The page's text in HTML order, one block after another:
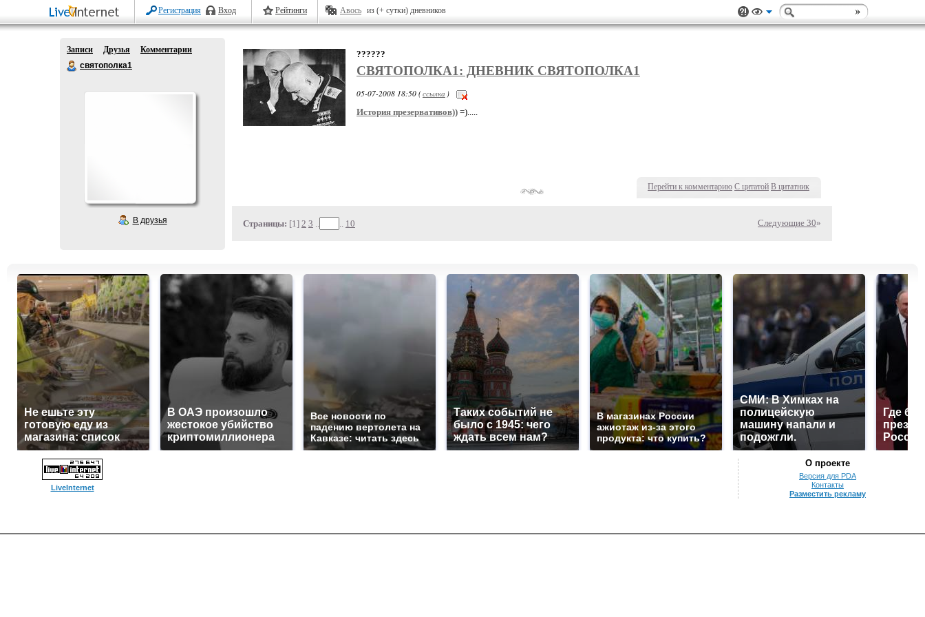
Регистрация Вход Рейтинги Авось из (+ сутки) дневников
Записи Друзья
Комментарии
святополка1
В друзья
??????
СВЯТОПОЛКА1: ДНЕВНИК СВЯТОПОЛКА1
05-07-2008 18:50 (ссылка )
История презервативов)) =).....
Перейти к комментарию С цитатой В цитатник
Страницы: [1] 2 3 10 Следующие 30»
Не ешьте эту
готовую еду из
магазина: список
В ОАЭ произошло
жестокое убийство
криптомиллионера
Все новости по
падению вертолета на
Кавказе: читать здесь
Таких событий не
было с 1945: чего
ждать всем нам?
В магазинах России
ажиотаж из-за этого
продукта: что купить?
СМИ: В Химках на
полицейскую
машину напали и
подожгли.
Где
LiveInternet
О проекте
Версия для PDA
Контакты
Разместить рекламу